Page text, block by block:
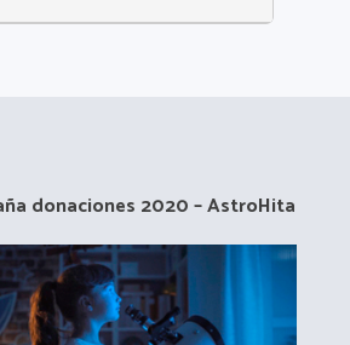
donaciones 2020 – AstroHita